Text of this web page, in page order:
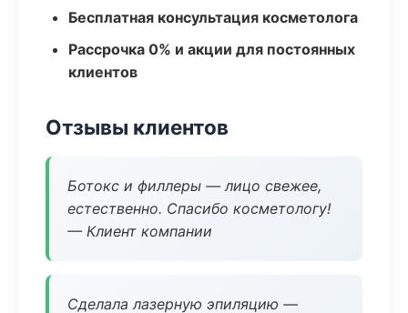
Бесплатная консультация косметолога
Рассрочка 0% и акции для постоянных
клиентов
Отзывы клиентов
Ботокс и филлеры — лицо свежее,
естественно. Спасибо косметологу!
— Клиент компании
Сделала лазерную эпиляцию —